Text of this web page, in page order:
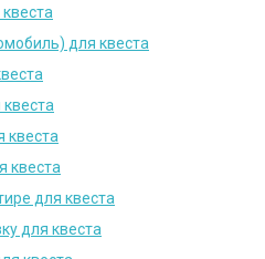
для квеста
квеста
квеста
для квеста
для квеста